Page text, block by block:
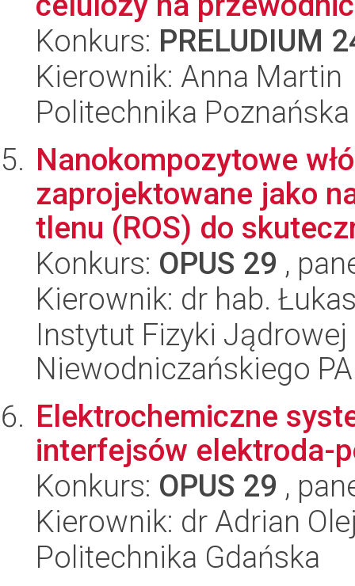
Konkurs: PRELUDIUM
Kierownik: Anna Martin
Politechnika Poznańska
Nanokompozytowe
zaprojektowane jako
tlenu (ROS) do
Konkurs: OPUS 29 ,
Kierownik: dr hab.
Instytut Fizyki
Niewodniczańskiego
Elektrochemiczne
interfejsów elektroda-
Konkurs: OPUS 29 ,
Kierownik: dr Adrian
Politechnika Gdańska